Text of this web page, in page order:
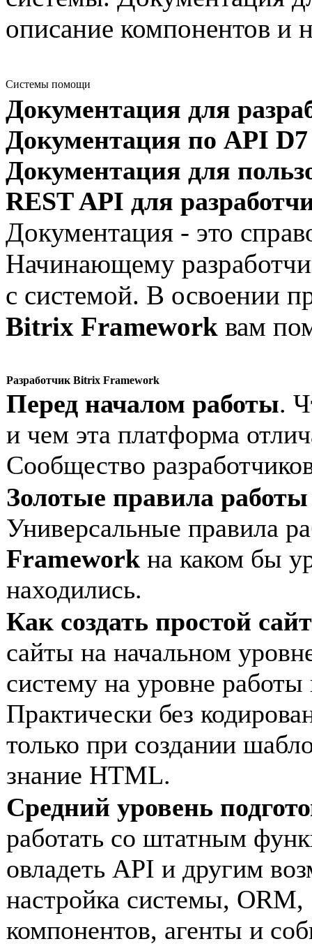
описание компонентов и
Системы помощи
Документация для
Документация по API D7
Документация для
REST API для
Документация - это
Начинающему
с системой. В освоении
Bitrix Framework вам
Разработчик Bitrix Framework
Перед началом работы.
и чем эта платформа
Сообщество
Золотые правила
Универсальные правила
Framework на каком бы
находились.
Как создать простой сайт
сайты на начальном
систему на уровне
Практически без
только при создании
знание HTML.
Средний уровень
работать со штатным
овладеть API и другим
настройка системы, ORM,
компонентов, агенты и